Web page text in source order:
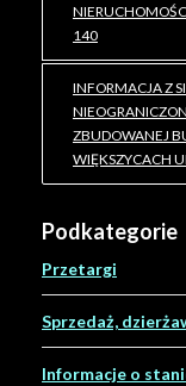
140
INFORMACJA Z
ZBUDOWANEJ
WIĘKSZYCACH
Podkategorie
Przetargi
Sprzedaż,
Informacje o